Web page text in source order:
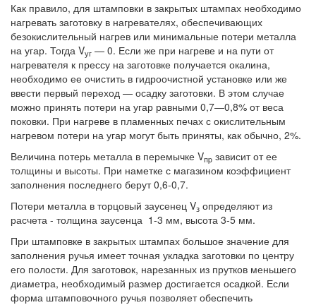
Как правило, для штамповки в закрытых штампах необходимо
нагревать заготовку в нагревателях, обеспечивающих
безокислительный нагрев или минимальные потери металла
на угар. Тогда Vуг — 0. Если же при нагреве и на пути от
нагревателя к прессу на заготовке получается окалина,
необходимо ее очистить в гидроочистной установке или же
ввести первый переход — осадку заготовки. В этом случае
можно принять потери на угар равными 0,7—0,8% от веса
поковки. При нагреве в пламенных печах с окислительным
нагревом потери на угар могут быть приняты, как обычно, 2%.
Величина потерь металла в перемычке Vпp зависит от ее
толщины и высоты. При наметке с магазином коэффициент
заполнения последнего берут 0,6-0,7.
Потери металла в торцовый заусенец Vз определяют из
расчета - толщина заусенца 1-3 мм, высота 3-5 мм.
При штамповке в закрытых штампах большое значение для
заполнения ручья имеет точная укладка заготовки по центру
его полости. Для заготовок, нарезанных из прутков меньшего
диаметра, необходимый размер достигается осадкой. Если
форма штамповочного ручья позволяет обеспечить